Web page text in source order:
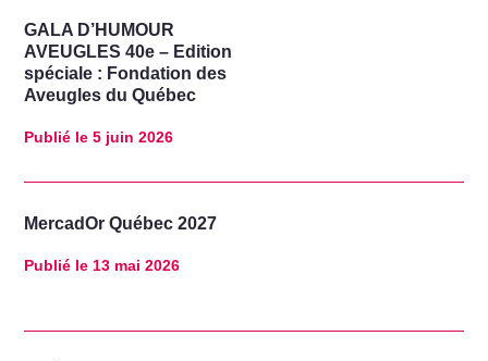
GALA D’HUMOUR
AVEUGLES 40e – Edition
spéciale : Fondation des
Aveugles du Québec
Publié le 5 juin 2026
MercadOr Québec 2027
Publié le 13 mai 2026